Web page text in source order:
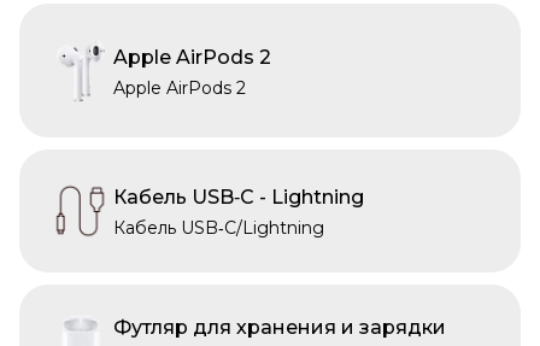
Apple AirPods 2
Apple AirPods 2
Кабель USB‑C - Lightning
Кабель USB‑C/Lightning
Футляр для хранения и зарядки